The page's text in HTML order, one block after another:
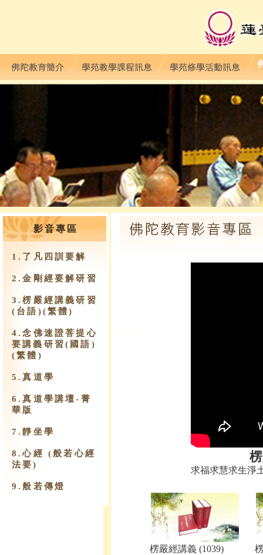
影音專區
1.了凡四訓要解
2.金剛經要解研習
3.楞嚴經講義研習
(台語)(繁體)
4.念佛速證菩提心
要講義研習(國語)
(繁體)
5.真道學
6.真道學講壇-菁
華版
7.靜坐學
8.心經 (般若心經
法要)
9.​般若傳燈
求福求慧求生淨
楞嚴經講義 (1039)